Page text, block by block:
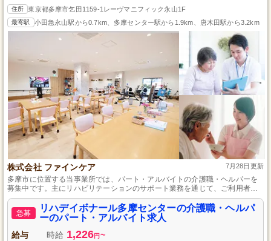
住所 東京都多摩市乞田1159-1レーヴマニフィック永山1F
最寄駅 小田急永山駅から0.7km、多摩センター駅から1.9km、唐木田駅から3.2km
株式会社 ファインケア 7月28日更新
多摩市に位置する当事業所では、パート・アルバイトの介護職・ヘルパーを
募集中です。主にリハビリテーションのサポート業務を通じて、ご利用者様
の自立支援に貢献していただきます。3時間の短い時間での勤務でありなが
ら、移動介助や機能訓練サポート、送迎業務等を経験でき、食事や入浴の介
助はありません。自動車免許があれば未経験から始められ、昇給制度もあり
ますので、キャリアアップを目指せます。
急募
リハデイボナール多摩センターの介護職・ヘルパ
ーのパート・アルバイト求人
給与 時給 1,226円 ~